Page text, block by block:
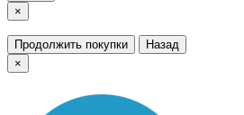
×
Продолжить покупки
Назад
×